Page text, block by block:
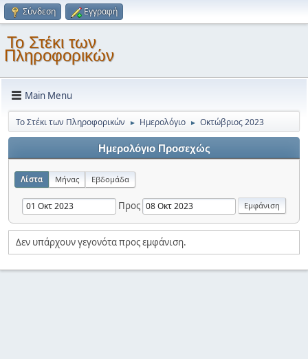
Σύνδεση Εγγραφή
Το Στέκι των
Πληροφορικών
Main Menu
Το Στέκι των Πληροφορικών ► Ημερολόγιο ► Οκτώβριος 2023
Ημερολόγιο Προσεχώς
Λίστα Μήνας Εβδομάδα
Προς
Δεν υπάρχουν γεγονότα προς εμφάνιση.